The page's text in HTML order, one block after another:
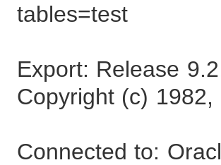
tables=test
Export: Release
Copyright (c)
Connected to: